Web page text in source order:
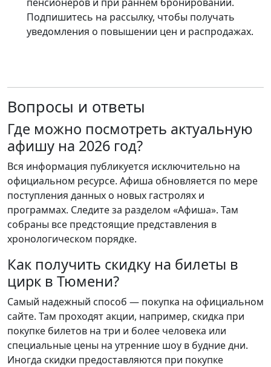
Подпишитесь на рассылку, чтобы получать
уведомления о повышении цен и распродажах.
Вопросы и ответы
Где можно посмотреть актуальную
афишу на 2026 год?
Вся информация публикуется исключительно на
официальном ресурсе. Афиша обновляется по мере
поступления данных о новых гастролях и
программах. Следите за разделом «Афиша». Там
собраны все предстоящие представления в
хронологическом порядке.
Как получить скидку на билеты в
цирк в Тюмени?
Самый надежный способ — покупка на официальном
сайте. Там проходят акции, например, скидка при
покупке билетов на три и более человека или
специальные цены на утренние шоу в будние дни.
Иногда скидки предоставляются при покупке